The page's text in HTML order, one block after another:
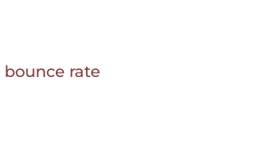
bounce rate